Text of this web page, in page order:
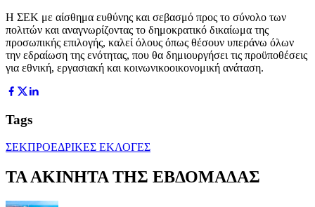
Η ΣΕΚ με αίσθημα ευθύνης και σεβασμό προς το σύνολο των
πολιτών και αναγνωρίζοντας το δημοκρατικό δικαίωμα της
προσωπικής επιλογής, καλεί όλους όπως θέσουν υπεράνω όλων
την εδραίωση της ενότητας, που θα δημιουργήσει τις προϋποθέσεις
για εθνική, εργασιακή και κοινωνικοοικονομική ανάταση.
Tags
ΣΕΚΠΡΟΕΔΡΙΚΕΣ ΕΚΛΟΓΕΣ
ΤΑ ΑΚΙΝΗΤΑ ΤΗΣ ΕΒΔΟΜΑΔΑΣ